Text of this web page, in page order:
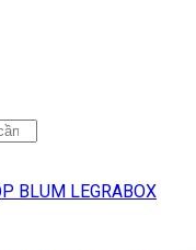
BLUM LEGRABOX